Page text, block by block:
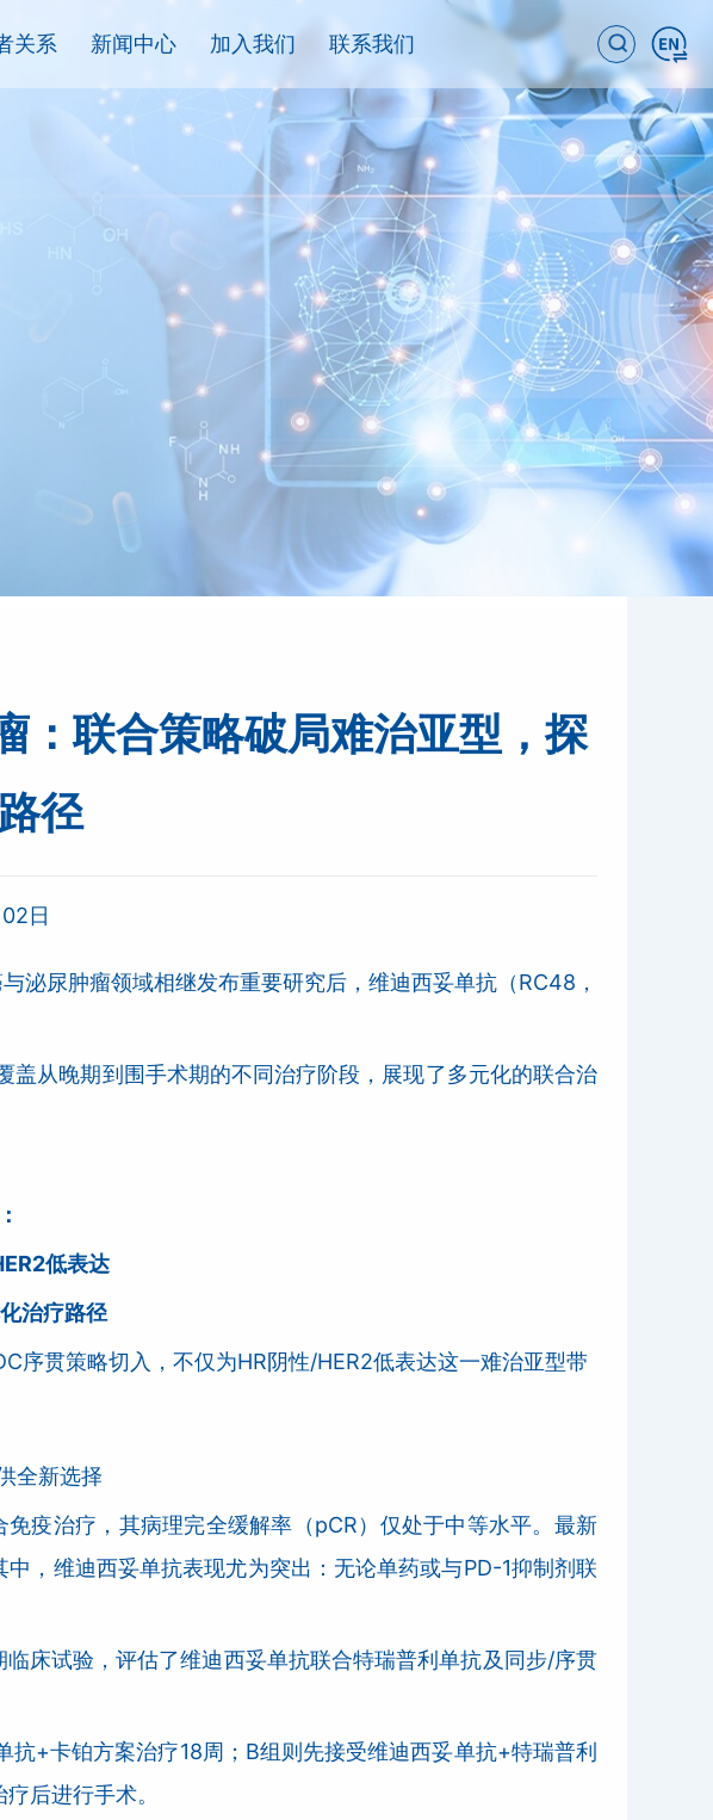
关系 新闻中心 加入我们 联系我们
：联合策略破局难治亚型，探
径
日
泌尿肿瘤领域相继发布重要研究后，维迪西妥单抗（RC48，
从晚期到围手术期的不同治疗阶段，展现了多元化的联合治
低表达
治疗路径
序贯策略切入，不仅为HR阴性/HER2低表达这一难治亚型带
全新选择
疫治疗，其病理完全缓解率（pCR）仅处于中等水平。最新
，维迪西妥单抗表现尤为突出：无论单药或与PD-1抑制剂联
床试验，评估了维迪西妥单抗联合特瑞普利单抗及同步/序贯
+卡铂方案治疗18周；B组则先接受维迪西妥单抗+特瑞普利
后进行手术。